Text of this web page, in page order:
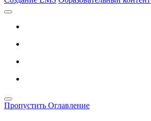
Пропустить Оглавление